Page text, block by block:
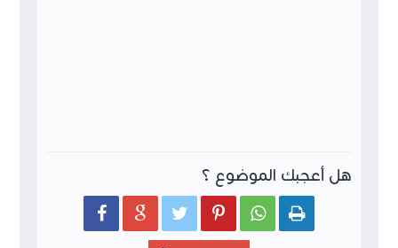
هل أعجبك الموضوع ؟
     